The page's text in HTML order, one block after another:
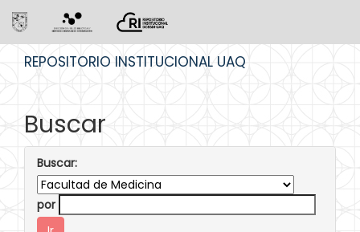
REPOSITORIO INSTITUCIONAL UAQ
Buscar
Buscar:
por